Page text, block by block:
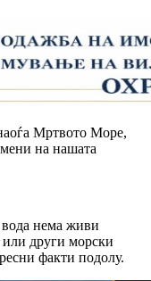
Мртвото Море,
на нашата
нема живи
или други морски
факти подолу.